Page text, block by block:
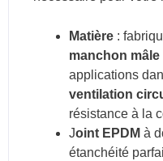
Matière:
manchon mâle
applications
ventilation
résistance à la
Joint EPDM à
étanchéité